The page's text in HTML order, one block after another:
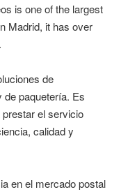
is one of the largest
Madrid, it has over
de
paquetería. Es
el servicio
calidad y
en el mercado postal